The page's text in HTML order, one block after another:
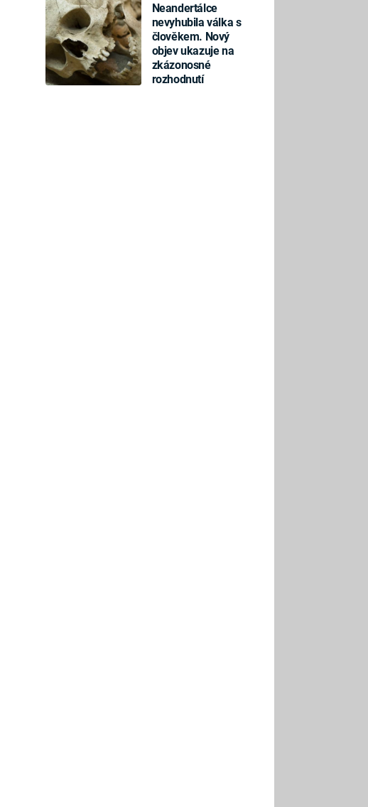
Neandertálce
nevyhubila válka s
člověkem. Nový
objev ukazuje na
zkázonosné
rozhodnutí